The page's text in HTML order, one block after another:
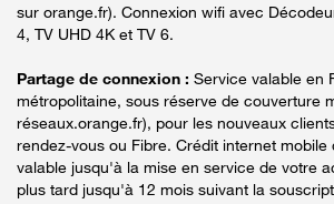
sur orange.fr). Connexion wifi avec
4, TV UHD 4K et TV 6.
Partage de connexion : Service valable en
métropolitaine, sous réserve de couverture
réseaux.orange.fr), pour les nouveaux
rendez-vous ou Fibre. Crédit internet mobile
valable jusqu'à la mise en service de votre
plus tard jusqu'à 12 mois suivant la